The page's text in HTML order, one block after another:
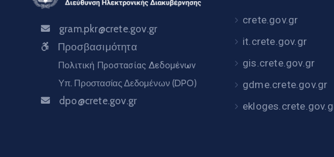
gram.pkr@crete.gov.gr
Προσβασιμότητα
Πολιτική Προστασίας Δεδομένων
Υπ. Προστασίας Δεδομένων (DPO)
dpo@crete.gov.gr
crete.gov.gr
it.crete.gov.gr
gis.crete.gov.gr
gdme.crete.gov.gr